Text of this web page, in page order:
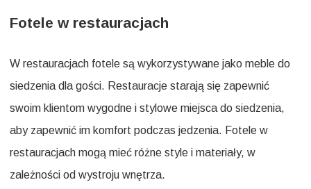
Fotele w restauracjach
W restauracjach fotele są wykorzystywane jako meble do
siedzenia dla gości. Restauracje starają się zapewnić
swoim klientom wygodne i stylowe miejsca do siedzenia,
aby zapewnić im komfort podczas jedzenia. Fotele w
restauracjach mogą mieć różne style i materiały, w
zależności od wystroju wnętrza.